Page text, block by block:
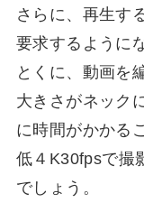
さらに、再生す
要求するように
とくに、動画を
大きさがネック
に時間がかかる
低４K30fpsで撮
でしょう。